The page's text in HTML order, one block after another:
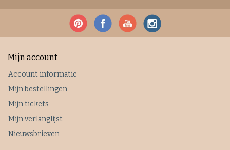
Mijn account
Account informatie
Mijn bestellingen
Mijn tickets
Mijn verlanglijst
Nieuwsbrieven